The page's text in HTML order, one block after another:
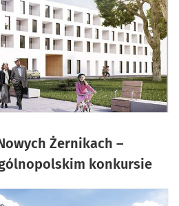
Żernikach –
konkursie